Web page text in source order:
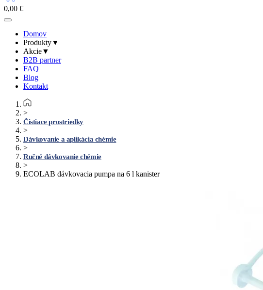
0,00 €
Domov
Produkty▼
Akcie▼
B2B partner
FAQ
Blog
Kontakt
>
Čistiace prostriedky
>
Dávkovanie a aplikácia chémie
>
Ručné dávkovanie chémie
>
ECOLAB dávkovacia pumpa na 6 l kanister